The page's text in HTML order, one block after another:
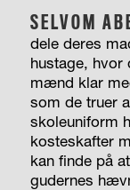
SELVOM
dele deres
hustage, hvor
mænd klar
som de truer
skoleuniform
kosteskafter
kan finde på
gudernes